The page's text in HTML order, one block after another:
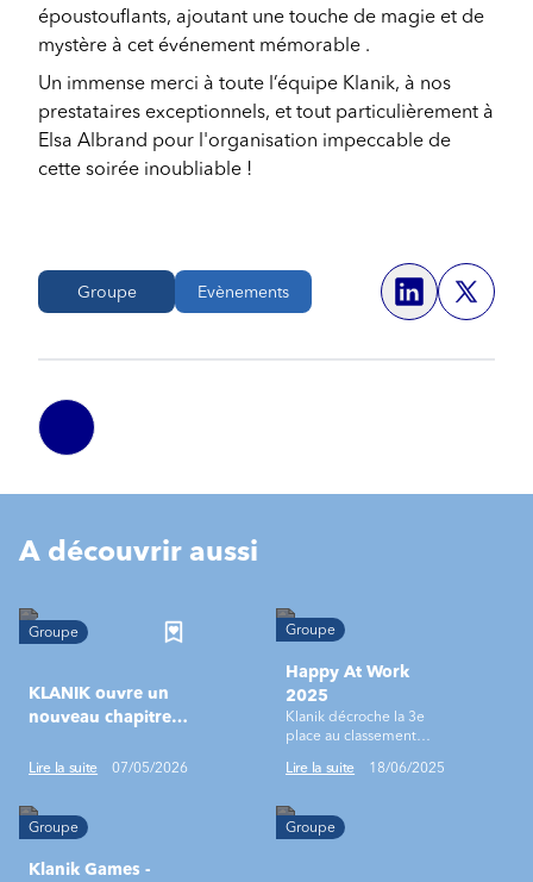
époustouflants, ajoutant une touche de magie et de
mystère à cet événement mémorable .
Un immense merci à toute l’équipe Klanik, à nos
prestataires exceptionnels, et tout particulièrement à
Elsa Albrand pour l'organisation impeccable de
cette soirée inoubliable !
Groupe Evènements
Share
A découvrir aussi
Groupe
KLANIK ouvre un
nouveau chapitre
Lire la suite 07/05/2026
Groupe
Happy At Work
2025
Klanik décroche la 3e
place au classement
Lire la suite 18/06/2025
Groupe
Klanik Games -
Groupe